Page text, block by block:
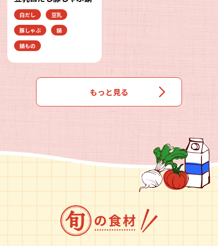
白だし
豆乳
豚しゃぶ
鍋
鍋もの
もっと見る